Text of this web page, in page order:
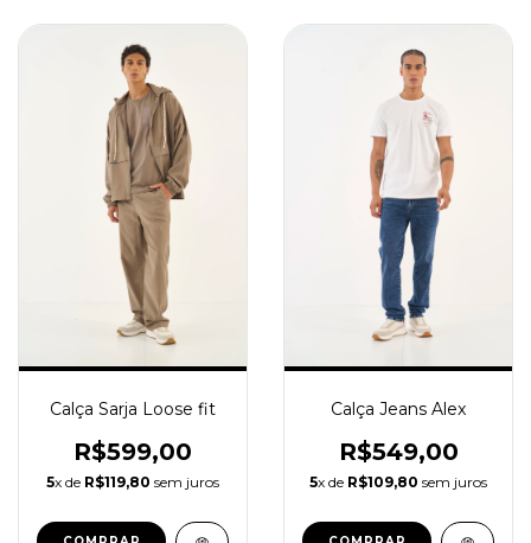
Calça Sarja Loose fit
R$599,00
5x de R$119,80 sem juros
Calça Jeans Alex
R$549,00
5x de R$109,80 sem juros